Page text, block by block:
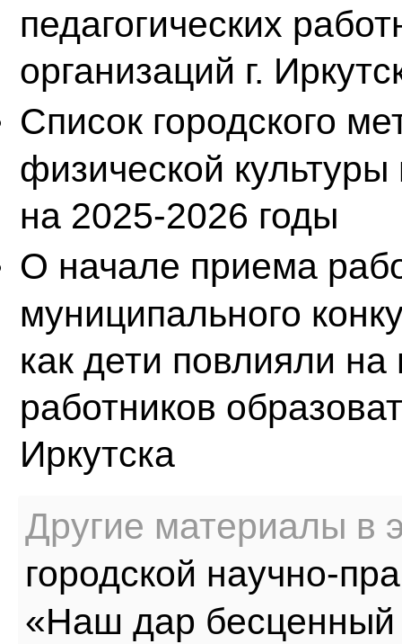
педагогических
организаций г.
Список городского
физической
на 2025-2026 годы
О начале приема
муниципального
как дети повлияли на
работников
Иркутска
Другие материалы в
городской научно-
«Наш дар бесценный